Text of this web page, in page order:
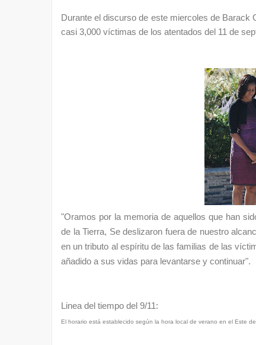
Durante el discurso de este miercoles de Barack
casi 3,000 víctimas de los atentados del 11 de
"Oramos por la memoria de aquellos que han
de la Tierra, Se deslizaron fuera de nuestro
en un tributo al espíritu de las familias de las
añadido a sus vidas para levantarse y continuar".
Linea del tiempo del 9/11:
El horario está establecido según la hora local de verano en el Este